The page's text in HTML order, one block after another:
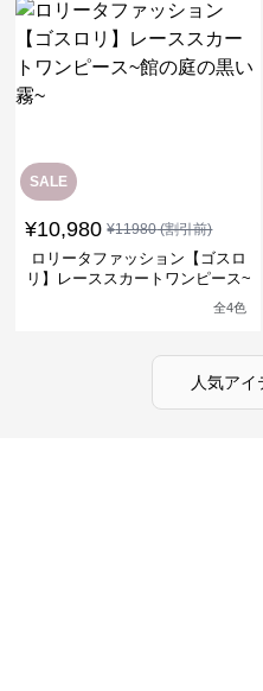
SALE
¥10,980 ¥11980(割引前)
ロリータファッション【ゴスロ
リ】レーススカートワンピース~
全4色
人気ア